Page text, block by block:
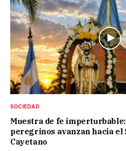
SOCIEDAD
Muestra de fe
peregrinos avanzan hacia el
Cayetano